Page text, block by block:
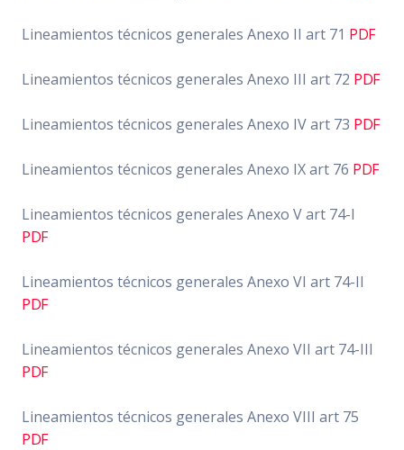
Lineamientos técnicos generales Anexo II art 71 PDF
Lineamientos técnicos generales Anexo III art 72 PDF
Lineamientos técnicos generales Anexo IV art 73 PDF
Lineamientos técnicos generales Anexo IX art 76 PDF
Lineamientos técnicos generales Anexo V art 74-I
PDF
Lineamientos técnicos generales Anexo VI art 74-II
PDF
Lineamientos técnicos generales Anexo VII art 74-III
PDF
Lineamientos técnicos generales Anexo VIII art 75
PDF